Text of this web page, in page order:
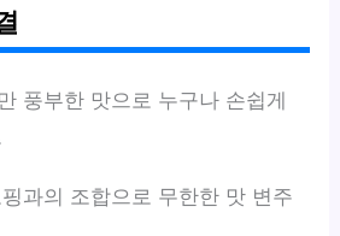
풍부한 맛으로 누구나 손쉽게
과의 조합으로 무한한 맛 변주